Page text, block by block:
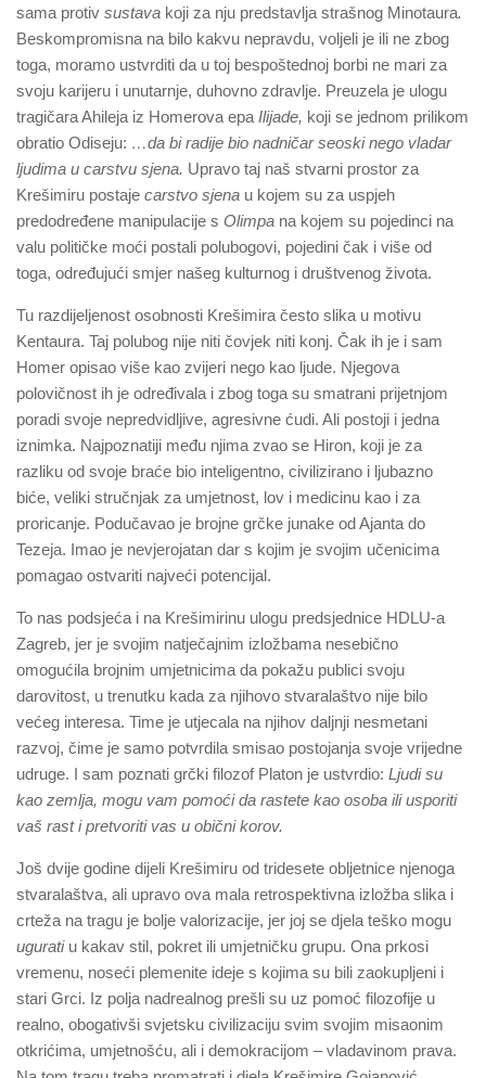
sama protiv sustava koji za nju predstavlja strašnog Minotaura.
Beskompromisna na bilo kakvu nepravdu, voljeli je ili ne zbog
toga, moramo ustvrditi da u toj bespoštednoj borbi ne mari za
svoju karijeru i unutarnje, duhovno zdravlje. Preuzela je ulogu
tragičara Ahileja iz Homerova epa Ilijade, koji se jednom prilikom
obratio Odiseju: …da bi radije bio nadničar seoski nego vladar
ljudima u carstvu sjena. Upravo taj naš stvarni prostor za
Krešimiru postaje carstvo sjena u kojem su za uspjeh
predodređene manipulacije s Olimpa na kojem su pojedinci na
valu političke moći postali polubogovi, pojedini čak i više od
toga, određujući smjer našeg kulturnog i društvenog života.
Tu razdijeljenost osobnosti Krešimira često slika u motivu
Kentaura. Taj polubog nije niti čovjek niti konj. Čak ih je i sam
Homer opisao više kao zvijeri nego kao ljude. Njegova
polovičnost ih je određivala i zbog toga su smatrani prijetnjom
poradi svoje nepredvidljive, agresivne ćudi. Ali postoji i jedna
iznimka. Najpoznatiji među njima zvao se Hiron, koji je za
razliku od svoje braće bio inteligentno, civilizirano i ljubazno
biće, veliki stručnjak za umjetnost, lov i medicinu kao i za
proricanje. Podučavao je brojne grčke junake od Ajanta do
Tezeja. Imao je nevjerojatan dar s kojim je svojim učenicima
pomagao ostvariti najveći potencijal.
To nas podsjeća i na Krešimirinu ulogu predsjednice HDLU-a
Zagreb, jer je svojim natječajnim izložbama nesebično
omogućila brojnim umjetnicima da pokažu publici svoju
darovitost, u trenutku kada za njihovo stvaralaštvo nije bilo
većeg interesa. Time je utjecala na njihov daljnji nesmetani
razvoj, čime je samo potvrdila smisao postojanja svoje vrijedne
udruge. I sam poznati grčki filozof Platon je ustvrdio: Ljudi su
kao zemlja, mogu vam pomoći da rastete kao osoba ili usporiti
vaš rast i pretvoriti vas u obični korov.
Još dvije godine dijeli Krešimiru od tridesete obljetnice njenoga
stvaralaštva, ali upravo ova mala retrospektivna izložba slika i
crteža na tragu je bolje valorizacije, jer joj se djela teško mogu
ugurati u kakav stil, pokret ili umjetničku grupu. Ona prkosi
vremenu, noseći plemenite ideje s kojima su bili zaokupljeni i
stari Grci. Iz polja nadrealnog prešli su uz pomoć filozofije u
realno, obogativši svjetsku civilizaciju svim svojim misaonim
otkrićima, umjetnošću, ali i demokracijom – vladavinom prava.